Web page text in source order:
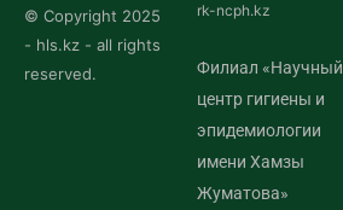
© Copyright 2025
- hls.kz - all rights
reserved.
rk-ncph.kz
Филиал «Научный
центр гигиены и
эпидемиологии
имени Хамзы
Жуматова»